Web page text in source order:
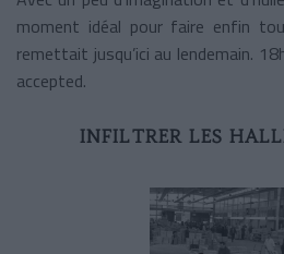
moment idéal pour faire enfin
remettait jusqu’ici au lendemain.
accepted.
INFILTRER LES